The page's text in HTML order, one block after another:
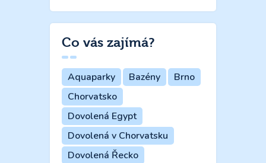
Co vás zajímá?
Aquaparky Bazény
Brno
Chorvatsko
Dovolená Egypt
Dovolená v Chorvatsku
Dovolená Řecko